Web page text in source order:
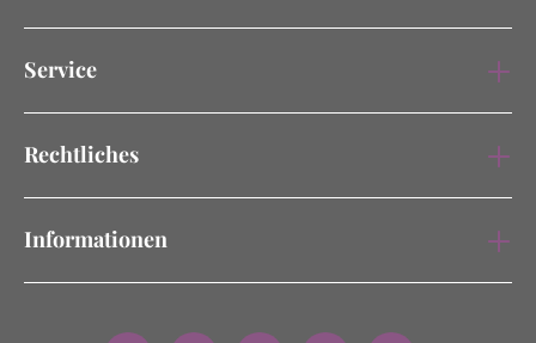
Service
Rechtliches
Informationen